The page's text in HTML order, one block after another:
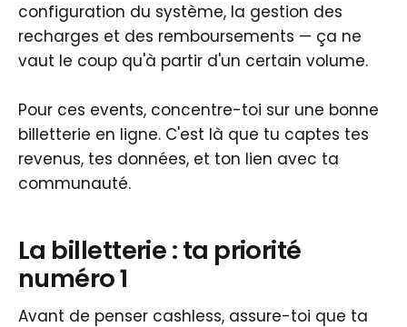
configuration du système, la gestion des
recharges et des remboursements — ça ne
vaut le coup qu'à partir d'un certain volume.
Pour ces events, concentre-toi sur une bonne
billetterie en ligne. C'est là que tu captes tes
revenus, tes données, et ton lien avec ta
communauté.
La billetterie : ta priorité
numéro 1
Avant de penser cashless, assure-toi que ta